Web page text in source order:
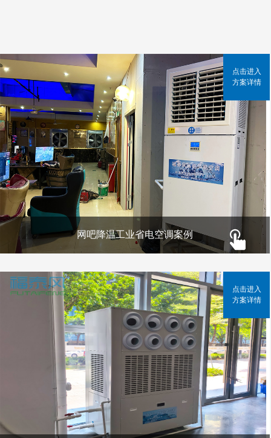
网吧降温工业省电空调案例
点击进入
方案详情
点击进入
方案详情